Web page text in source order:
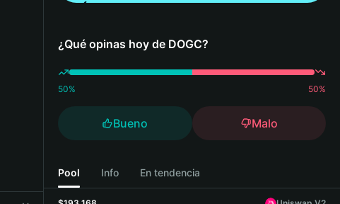
¿Qué opinas hoy de DOGC?
50% 50%
Bueno Malo
Pool Info En tendencia